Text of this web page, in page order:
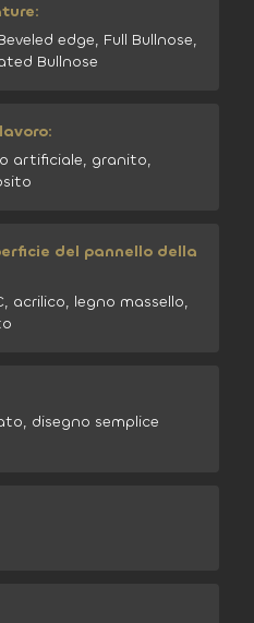
edge, Full Bullnose,
Bullnose
artificiale, granito,
del pannello della
acrilico, legno massello,
disegno semplice